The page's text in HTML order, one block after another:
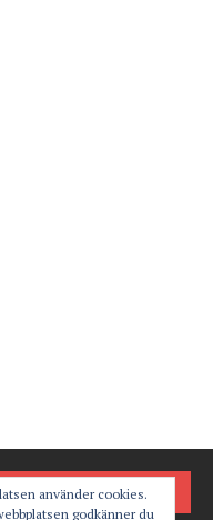
använder cookies.
godkänner du